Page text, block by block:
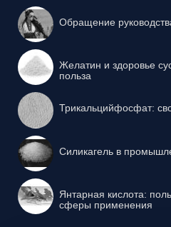
Обращение
Желатин и здоровье
польза
Трикальцийфосфат:
Силикагель в
Янтарная кислота:
сферы применения